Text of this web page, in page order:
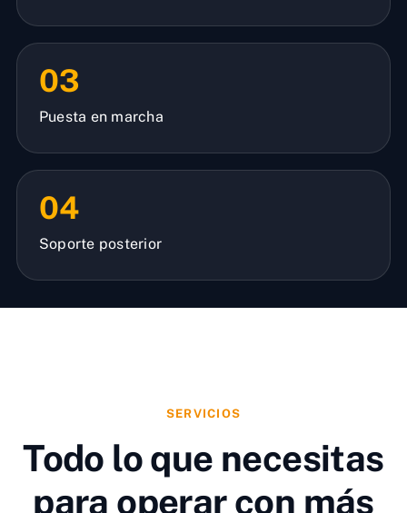
03
Puesta en marcha
04
Soporte posterior
SERVICIOS
Todo lo que necesitas
para operar con más